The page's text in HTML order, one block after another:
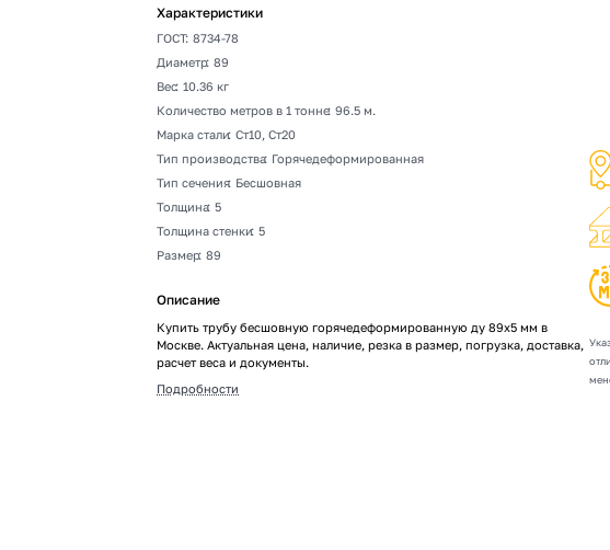
Характеристики
ГОСТ: 8734-78
Диаметр: 89
Вес: 10.36 кг
Количество метров в 1 тонне: 96.5 м.
Марка стали: Ст10, Ст20
Тип производства: Горячедеформированная
Тип сечения: Бесшовная
Толщина: 5
Толщина стенки: 5
Размер: 89
Описание
Купить трубу бесшовную горячедеформированную ду 89х5 мм в
Москве. Актуальная цена, наличие, резка в размер, погрузка, доставка,
расчет веса и документы.
Подробности